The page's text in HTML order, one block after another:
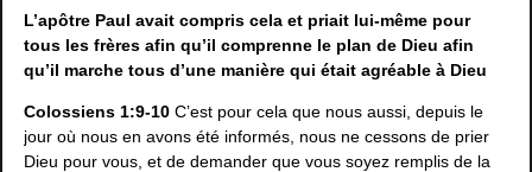
L’apôtre Paul avait compris cela et priait lui-même pour
tous les frères afin qu’il comprenne le plan de Dieu afin
qu’il marche tous d’une manière qui était agréable à Dieu
Colossiens 1:9-10 C’est pour cela que nous aussi, depuis le
jour où nous en avons été informés, nous ne cessons de prier
Dieu pour vous, et de demander que vous soyez remplis de la